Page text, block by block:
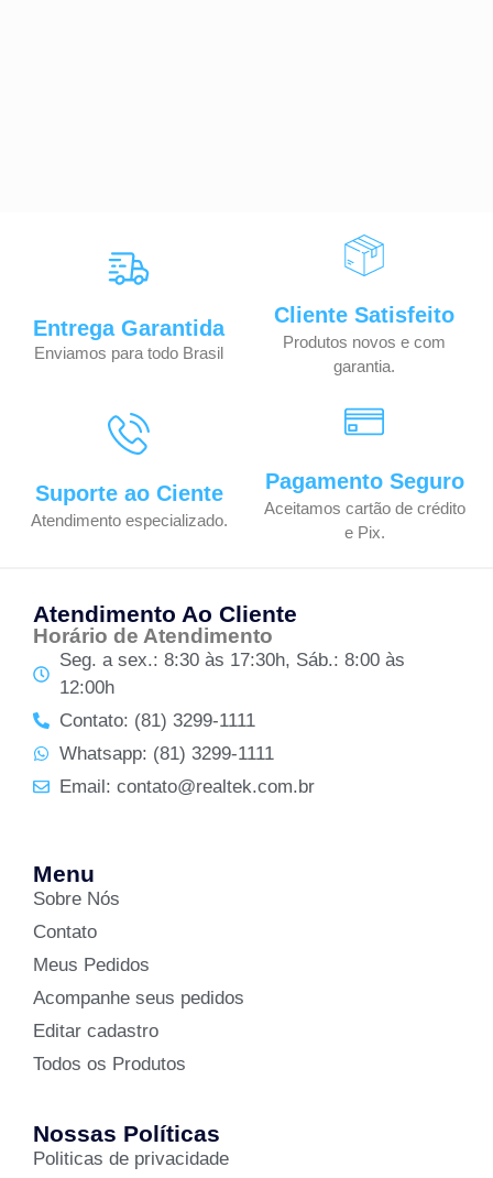
Entrega Garantida
Enviamos para todo Brasil
Cliente Satisfeito
Produtos novos e com
garantia.
Suporte ao Ciente
Atendimento especializado.
Pagamento Seguro
Aceitamos cartão de crédito
e Pix.
Atendimento Ao Cliente
Horário de Atendimento
Seg. a sex.: 8:30 às 17:30h, Sáb.: 8:00 às
12:00h
Contato: (81) 3299-1111
Whatsapp: (81) 3299-1111
Email: contato@realtek.com.br
Menu
Sobre Nós
Contato
Meus Pedidos
Acompanhe seus pedidos
Editar cadastro
Todos os Produtos
Nossas Políticas
Politicas de privacidade